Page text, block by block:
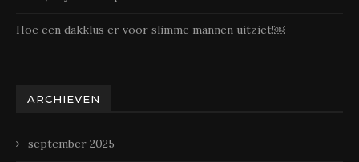
Hoe een dakklus er voor slimme mannen uitziet!￼
ARCHIEVEN
september 2025